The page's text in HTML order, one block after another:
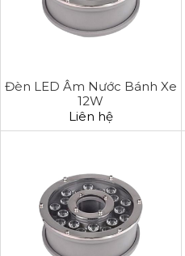
Đèn LED Âm Nước Bánh Xe
12W
Liên hệ